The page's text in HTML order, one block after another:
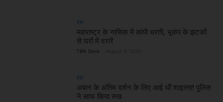
देश
महाराष्ट्र के नासिक में कांपी धरती, भूकंप के झटकों
से घरों में दरारें
TBN Desk
देश
अबान के अंतिम दर्शन के लिए आई थीं शाइस्ता! पुलिस
ने साफ किया रुख